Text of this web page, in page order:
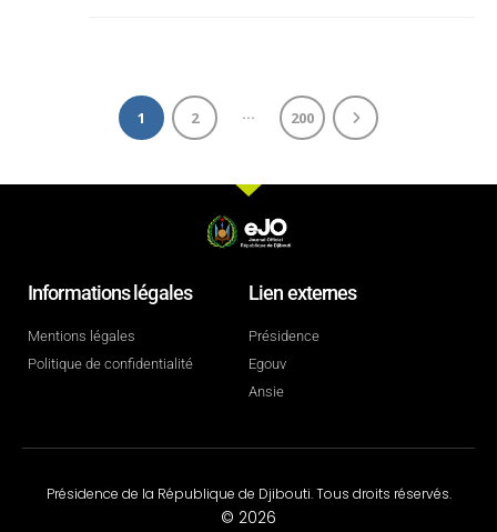
1 2 … 200
Informations légales
Mentions légales
Politique de confidentialité
Lien externes
Présidence
Egouv
Ansie
Présidence de la République de Djibouti. Tous droits réservés.
© 2026